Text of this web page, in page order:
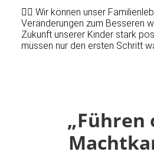
🙋‍♀️ Wir können unser
Veränderungen zum Besseren
Zukunft unserer Kinder stark
müssen nur den ersten Schritt
„Führen